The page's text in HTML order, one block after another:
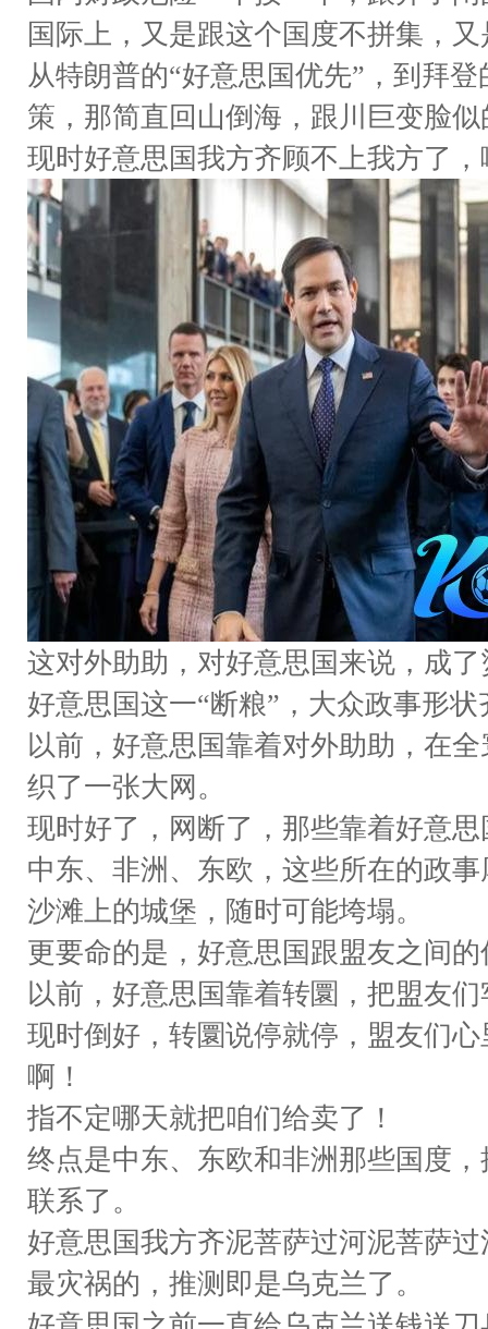
国际上，又是跟这个国度不拼集，
从特朗普的“好意思国优先”，到拜
策，那简直回山倒海，跟川巨变脸似
现时好意思国我方齐顾不上我方了
这对外助助，对好意思国来说，成
好意思国这一“断粮”，大众政事形
以前，好意思国靠着对外助助，在
织了一张大网。
现时好了，网断了，那些靠着好意
中东、非洲、东欧，这些所在的政
沙滩上的城堡，随时可能垮塌。
更要命的是，好意思国跟盟友之间
以前，好意思国靠着转圜，把盟友
现时倒好，转圜说停就停，盟友们
啊！
指不定哪天就把咱们给卖了！
终点是中东、东欧和非洲那些国度
联系了。
好意思国我方齐泥菩萨过河泥菩萨
最灾祸的，推测即是乌克兰了。